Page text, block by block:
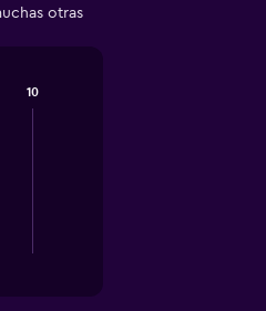
otras
10